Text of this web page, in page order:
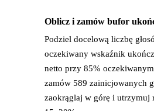
Oblicz i zamów bufor
Podziel docelową liczbę
oczekiwany wskaźnik
netto przy 85%
zamów 589 zainicjowanych
zaokrąglaj w górę i utrzymuj